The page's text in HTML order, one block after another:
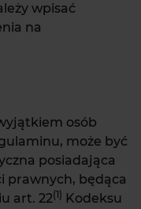
wpisać
na
osób
może być
posiadająca
prawnych, będąca
art. 22(1) Kodeksu